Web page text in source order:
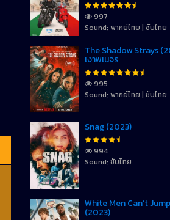
997
Sound: พากย์ไทย | ซับไทย
The Shadow Strays
เงาพเนจร
995
Sound: พากย์ไทย | ซับไทย
Snag (2023)
994
Sound: ซับไทย
White Men Can’t Jump
(2023)